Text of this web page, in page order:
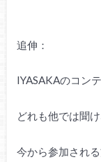
追伸：
IYASAKAのコン
どれも他では聞
今から参加され